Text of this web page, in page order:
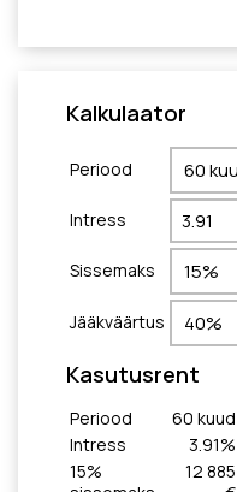
Kalkulaator
Periood
Intress
Sissemaks
Jääkväärtus
Kasutusrent
Periood 60 kuud
Intress
3.91%
15%
12 885